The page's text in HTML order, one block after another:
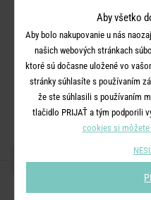
PO
niekoľko minút
pokiaľ je to možné, vyberte
Likvidácia:Obsah/obal
národnými a
Aby všetko
Aby bolo nakupovanie u nás
našich webových stránkach
ktoré sú dočasne uložené vo
stránky súhlasíte s používaním
že ste súhlasili s používaním
tlačidlo PRIJAŤ a tým podporili
cookies si